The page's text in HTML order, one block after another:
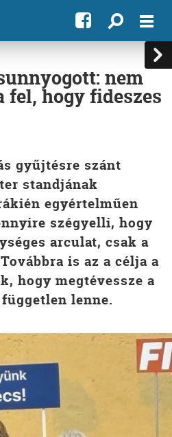
nem
hogy fideszes
gyűjtésre szánt
standjának
egyértelműen
szégyelli, hogy
arculat, csak a
is az a célja a
hogy megtévessze a
lenne.